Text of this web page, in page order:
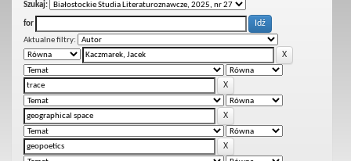
Szukaj:
for
Aktualne filtry: